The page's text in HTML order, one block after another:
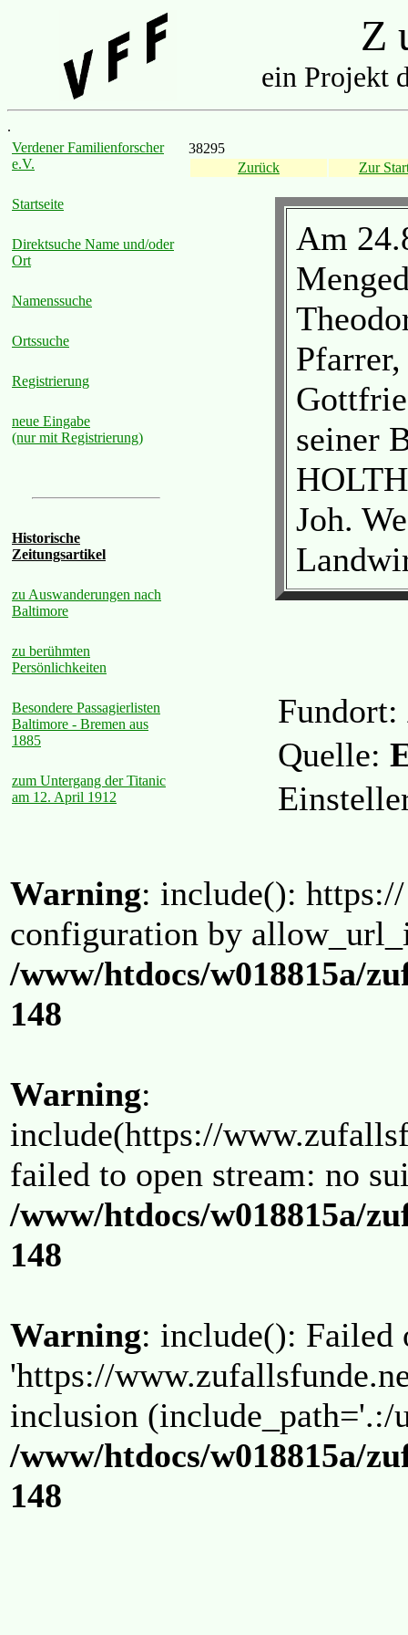
Z
ein Projekt
.
Verdener Familienforscher
e.V.
Startseite
Direktsuche Name und/oder
Ort
Namenssuche
Ortssuche
Registrierung
neue Eingabe
(nur mit Registrierung)
Historische
Zeitungsartikel
zu Auswanderungen nach
Baltimore
zu berühmten
Persönlichkeiten
Besondere Passagierlisten
Baltimore - Bremen aus
1885
zum Untergang der Titanic
am 12. April 1912
38295
Zurück
Zur
Am
seiner
Joh.
Fundort:
Quelle:
Warning: include():
configuration by
/www/htdocs/w018815a/
148
Warning:
include(https://
failed to open stream: no
/www/htdocs/w018815a/
148
Warning: include(): Failed
'https://
inclusion (include_path='.:/
/www/htdocs/w018815a/
148